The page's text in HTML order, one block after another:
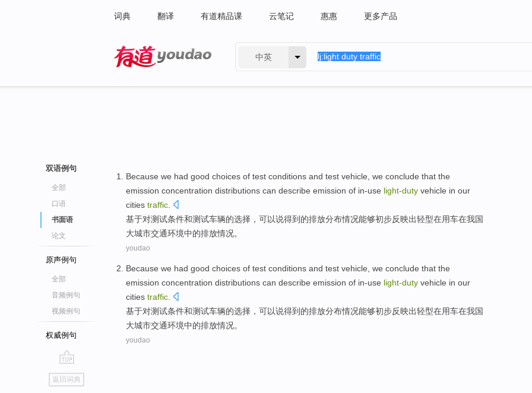
词典 翻译 有道精品课 云笔记 惠惠 更多产品
中英
双语例句
全部
口语
书面语
论文
原声例句
全部
音频例句
视频例句
权威例句
go
top
返回词典
Because we had good choices of test conditions and test vehicle we conclude that the
emission concentration distributions can describe emission of in-use light-duty vehicle in our
cities traffic
基于对测试条件和测试车辆的选择 ， 可以说得到 的排放分布情况能够初步反映出轻型在用车在我国
大城市交通环境中的排放情况。
youdao
Because we had good choices of test conditions and test vehicle we conclude that the
emission concentration distributions can describe emission of in-use light-duty vehicle in our
cities traffic
基于对测试条件和测试车辆的选择 ， 可以说得到 的排放分布情况能够初步反映出轻型在用车在我国
大城市交通环境中的排放情况。
youdao